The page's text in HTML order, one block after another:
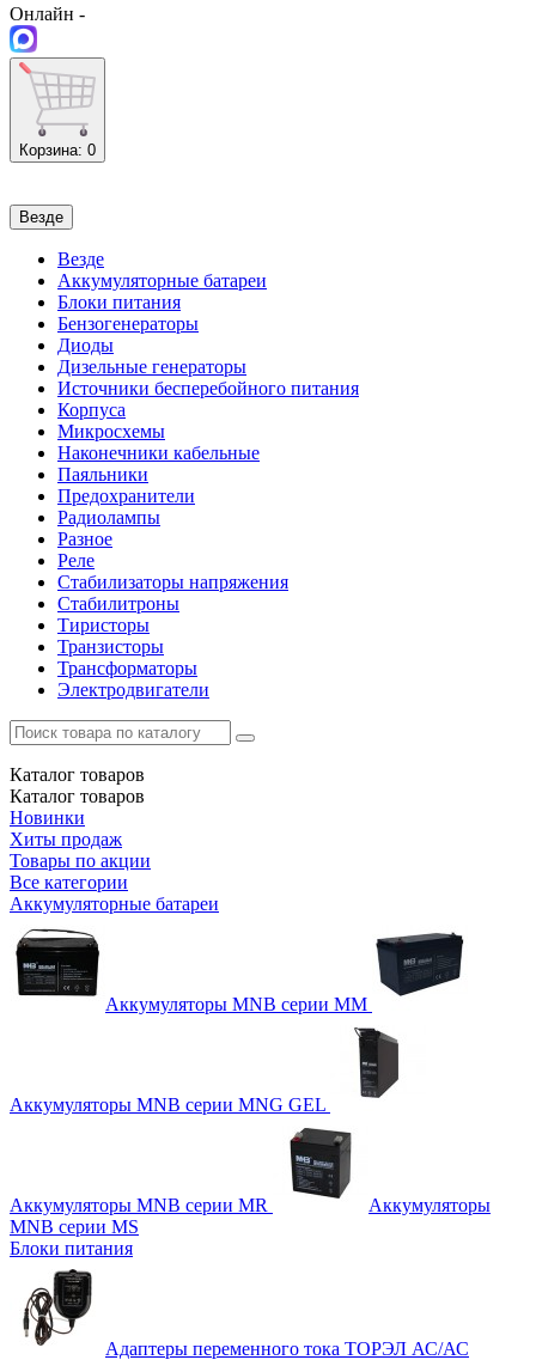
Онлайн -
Корзина: 0
Везде
Везде
Аккумуляторные батареи
Блоки питания
Бензогенераторы
Диоды
Дизельные генераторы
Источники бесперебойного питания
Корпуса
Микросхемы
Наконечники кабельные
Паяльники
Предохранители
Радиолампы
Разное
Реле
Стабилизаторы напряжения
Стабилитроны
Тиристоры
Транзисторы
Трансформаторы
Электродвигатели
Каталог товаров
Каталог товаров
Новинки
Хиты продаж
Товары по акции
Все категории
Аккумуляторные батареи
Аккумуляторы MNB серии MM
Аккумуляторы MNB серии MNG GEL
Аккумуляторы MNB серии MR
Аккумуляторы
MNB серии MS
Блоки питания
Адаптеры переменного тока ТОРЭЛ АС/АС